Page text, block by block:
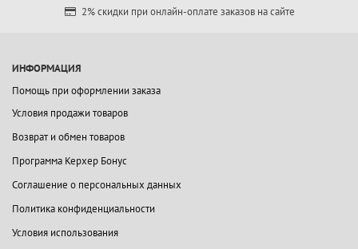
2% скидки при онлайн-оплате заказов на сайте
ИНФОРМАЦИЯ
Помощь при оформлении заказа
Условия продажи товаров
Возврат и обмен товаров
Программа Керхер Бонус
Соглашение о персональных данных
Политика конфиденциальности
Условия использования